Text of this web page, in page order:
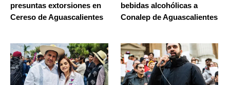
presuntas extorsiones en
Cereso de Aguascalientes
bebidas alcohólicas a
Conalep de Aguascalientes